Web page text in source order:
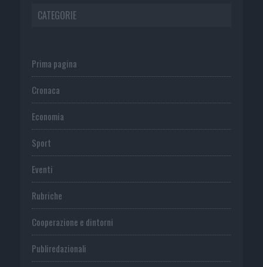
CATEGORIE
Prima pagina
Cronaca
Economia
Sport
Eventi
Rubriche
Cooperazione e dintorni
Publiredazionali